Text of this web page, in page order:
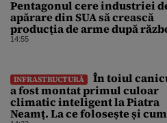
Pentagonul cere industriei
apărare din SUA să crească
producția de arme după
cu Iranul
14:55
INFRASTRUCTURĂ
În toiul
a fost montat primul culoar
climatic inteligent la Piatra
Neamț. La ce folosește și cum